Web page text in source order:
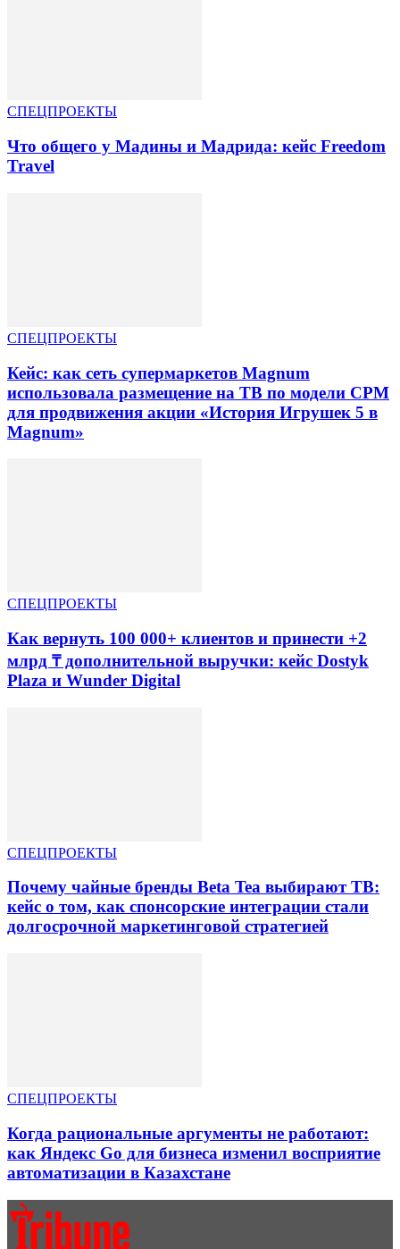
СПЕЦПРОЕКТЫ
Что общего у Мадины и Мадрида: кейс Freedom
Travel
СПЕЦПРОЕКТЫ
Кейс: как сеть супермаркетов Magnum
использовала размещение на ТВ по модели CPM
для продвижения акции «История Игрушек 5 в
Magnum»
СПЕЦПРОЕКТЫ
Как вернуть 100 000+ клиентов и принести +2
млрд ₸ дополнительной выручки: кейс Dostyk
Plaza и Wunder Digital
СПЕЦПРОЕКТЫ
Почему чайные бренды Beta Tea выбирают ТВ:
кейс о том, как спонсорские интеграции стали
долгосрочной маркетинговой стратегией
СПЕЦПРОЕКТЫ
Когда рациональные аргументы не работают:
как Яндекс Go для бизнеса изменил восприятие
автоматизации в Казахстане